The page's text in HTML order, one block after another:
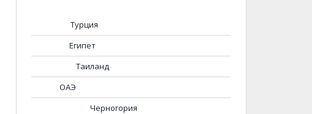
Турция
Египет
Таиланд
ОАЭ
Черногория